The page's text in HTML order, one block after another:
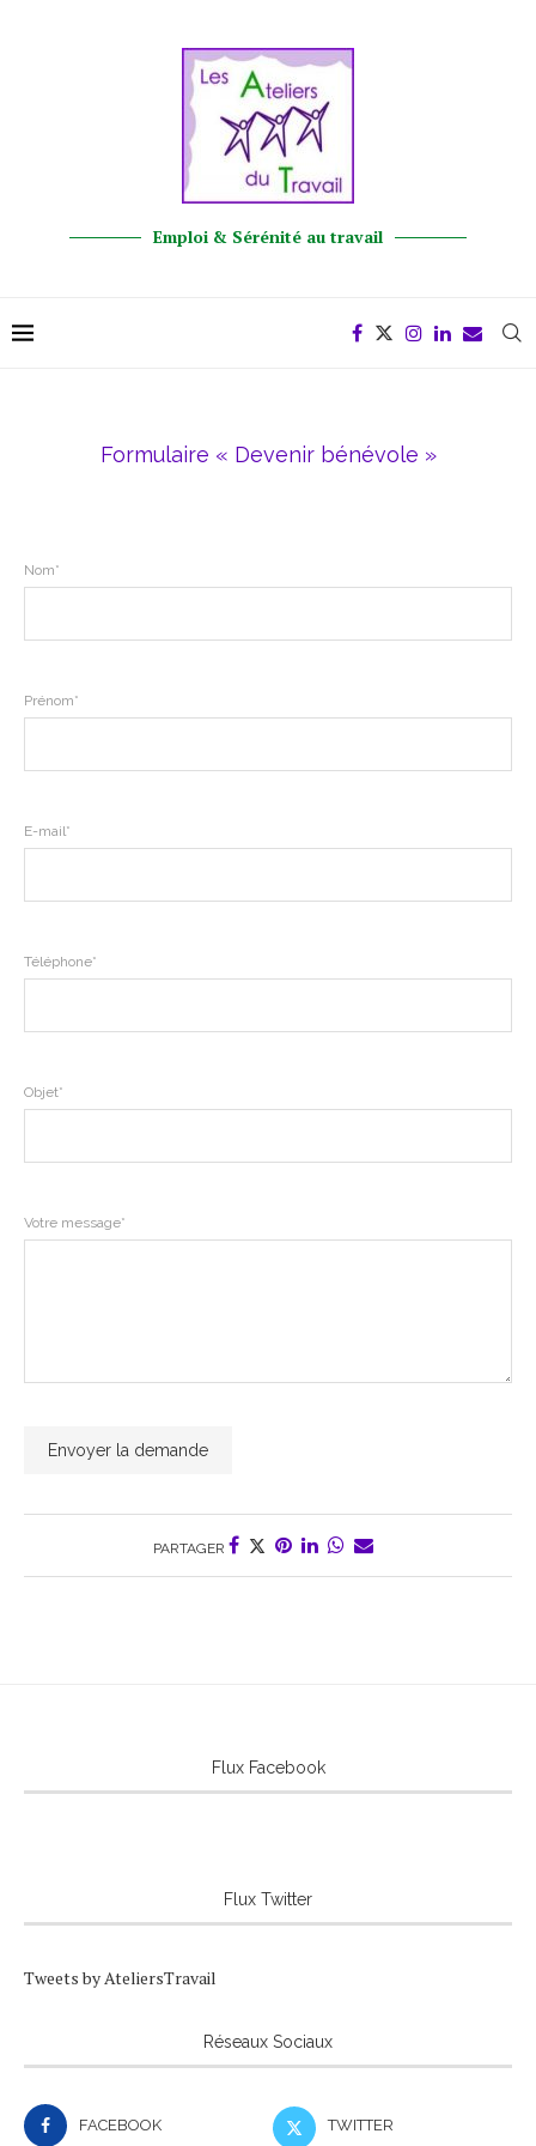
Emploi & Sérénité au travail
Formulaire « Devenir bénévole »
Nom*
Prénom*
E-mail*
Téléphone*
Objet*
Votre message*
PARTAGER
Flux Facebook
Flux Twitter
Tweets by AteliersTravail
Réseaux Sociaux
FACEBOOK TWITTER